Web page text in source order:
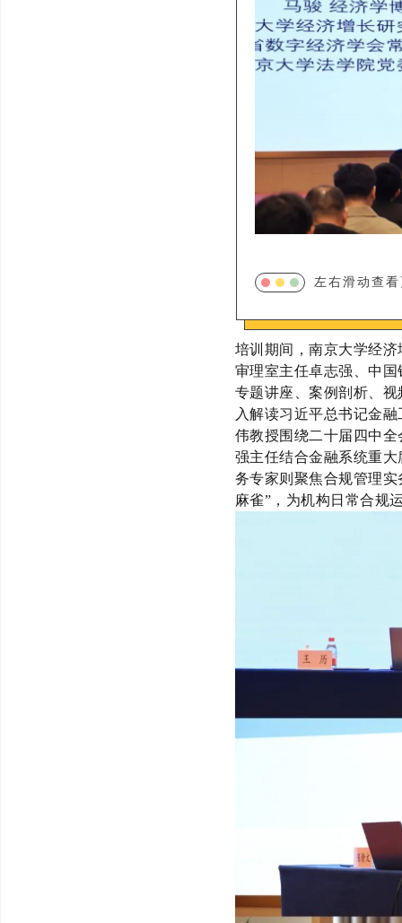
左右滑动查
培训期间，南京大学经济
审理室主任卓志强
、中国
专题讲座、案例剖析、
入解读习近平总书记金
伟教授围绕二十届四中
强主任结合金融系统重
务专家则聚焦合规管理
麻雀” ，为机构日常合规